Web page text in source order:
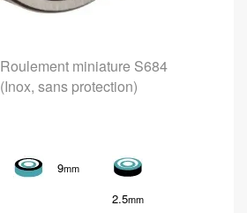
Roulement miniature S684
(Inox, sans protection)
9mm
2.5mm